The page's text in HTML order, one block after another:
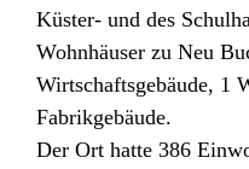
Küster- und des
Wohnhäuser zu Neu
Wirtschaftsgebäude, 1
Fabrikgebäude.
Der Ort hatte 386